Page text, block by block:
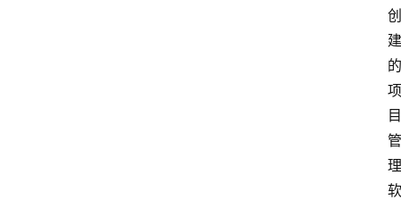
创
建
的
项
目
管
理
软